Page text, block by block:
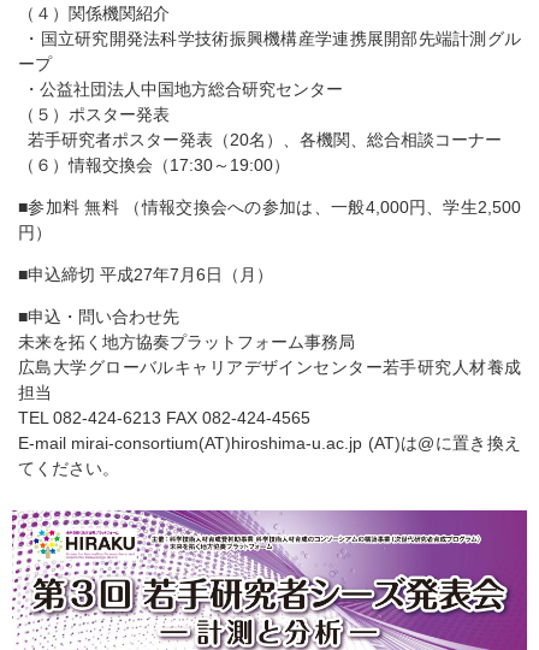
（４）関係機関紹介
・国立研究開発法科学技術振興機構産学連携展開部先端計測グル
ープ
・公益社団法人中国地方総合研究センター
（５）ポスター発表
若手研究者ポスター発表（20名）、各機関、総合相談コーナー
（６）情報交換会（17:30～19:00）
■参加料 無料 （情報交換会への参加は、一般4,000円、学生2,500
円）
■申込締切 平成27年7月6日（月）
■申込・問い合わせ先
未来を拓く地方協奏プラットフォーム事務局
広島大学グローバルキャリアデザインセンター若手研究人材養成
担当
TEL 082-424-6213 FAX 082-424-4565
E-mail mirai-consortium(AT)hiroshima-u.ac.jp (AT)は@に置き換え
てください。